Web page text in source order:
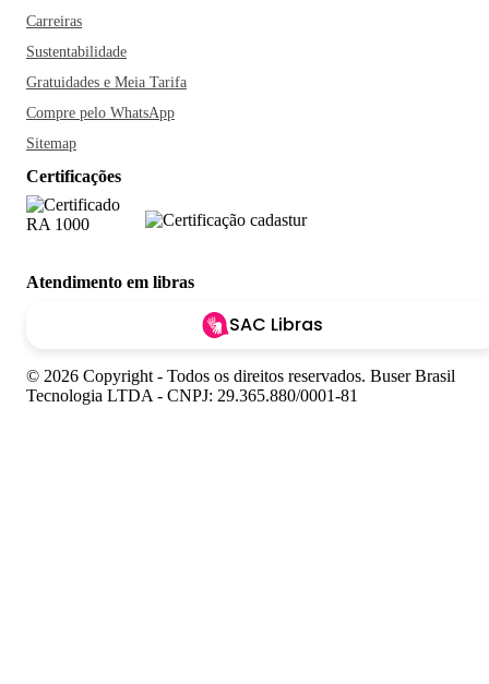
Carreiras
Sustentabilidade
Gratuidades e Meia Tarifa
Compre pelo WhatsApp
Sitemap
Certificações
Atendimento em libras
SAC Libras
© 2026 Copyright - Todos os direitos reservados. Buser Brasil
Tecnologia LTDA - CNPJ: 29.365.880/0001-81